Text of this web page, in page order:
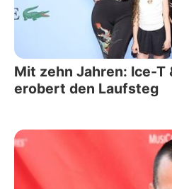
Mit zehn Jahren: Ice-T
erobert den Laufsteg